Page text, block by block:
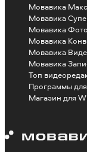
Мовавика
Мовавика
Мовавика Фото
Мовавика
Мовавика
Мовавика
Топ
Программы
Магазин для